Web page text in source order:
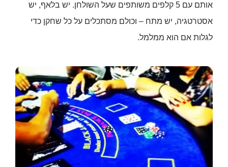
אותם עם 5 קלפים משותפים שעל השולחן. יש בלאף, יש
אסטרטגיה, יש מתח – וכולם מסתכלים על כל שחקן כדי
לגלות אם הוא ממלמל.